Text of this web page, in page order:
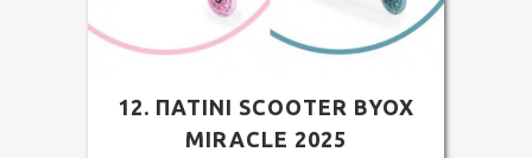
12. ΠΑΤΙΝΙ SCOOTER BYOX
MIRACLE 2025